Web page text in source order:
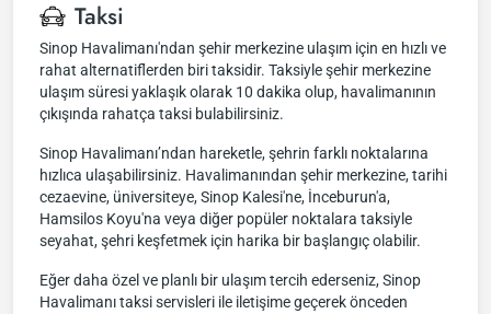
Taksi
Sinop Havalimanı'ndan şehir merkezine ulaşım için en hızlı ve
rahat alternatiflerden biri taksidir. Taksiyle şehir merkezine
ulaşım süresi yaklaşık olarak 10 dakika olup, havalimanının
çıkışında rahatça taksi bulabilirsiniz.
Sinop Havalimanı’ndan hareketle, şehrin farklı noktalarına
hızlıca ulaşabilirsiniz. Havalimanından şehir merkezine, tarihi
cezaevine, üniversiteye, Sinop Kalesi'ne, İnceburun'a,
Hamsilos Koyu'na veya diğer popüler noktalara taksiyle
seyahat, şehri keşfetmek için harika bir başlangıç olabilir.
Eğer daha özel ve planlı bir ulaşım tercih ederseniz, Sinop
Havalimanı taksi servisleri ile iletişime geçerek önceden